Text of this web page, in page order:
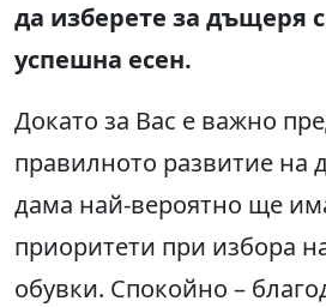
да изберете за дъщеря
успешна есен.
Докато за Вас е важно
правилното развитие на
дама най-вероятно ще
приоритети при избора
обувки. Спокойно –